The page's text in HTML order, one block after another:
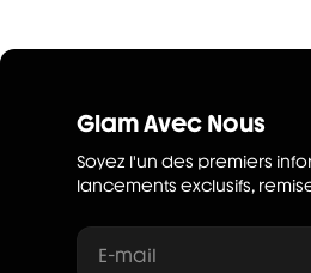
Glam Avec Nous
Soyez l'un des premiers
lancements exclusifs,
E-mail